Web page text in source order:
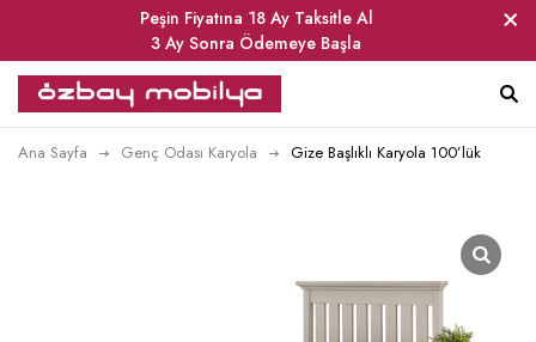
Peşin Fiyatına 18 Ay Taksitle Al
3 Ay Sonra Ödemeye Başla
Ana Sayfa Genç Odası Karyola Gize Başlıklı Karyola 100’lük